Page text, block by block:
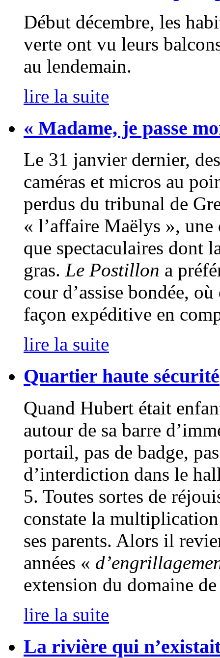
Début décembre, les
verte ont vu leurs
au lendemain.
lire la suite
« Madame, je passe
Le 31 janvier dernier,
caméras et micros au
perdus du tribunal de
« l’affaire Maëlys », une
que spectaculaires dont
gras. Le Postillon a
cour d’assise bondée,
façon expéditive en
lire la suite
Quartier haute sécurité
Quand Hubert était
autour de sa barre
portail, pas de badge,
d’interdiction dans le
5. Toutes sortes de
constate la
ses parents. Alors il
années «
extension du domaine
lire la suite
La rivière qui